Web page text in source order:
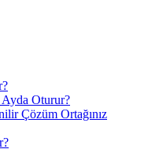
Oturur?
Çözüm Ortağınız